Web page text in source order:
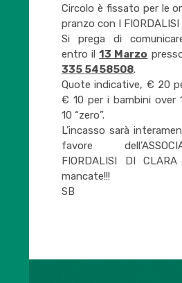
Circolo è fissato per le
pranzo con I FIORDALISI
Si prega di
entro il13 Marzo
335 5458508.
Quote indicative, € 20
€ 10 per i bambini over
10 “zero”.
L’incasso sarà
favore
FIORDALISI DI
mancate!!!
SB